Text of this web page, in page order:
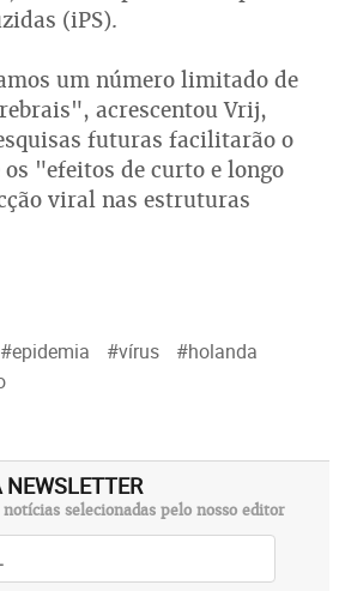
(iPS).
um número limitado de
acrescentou Vrij,
futuras facilitarão o
"efeitos de curto e longo
viral nas estruturas
#epidemia #vírus
#holanda
NEWSLETTER
notícias selecionadas pelo nosso editor